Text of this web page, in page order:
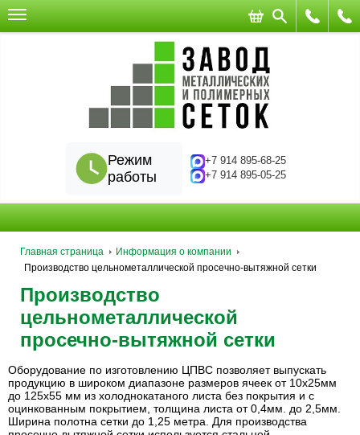
+7 914 895-68-25
+7 914 895-05-25
Режим
работы
Главная страница
Информация о компании
Производство цельнометаллической просечно-вытяжной сетки
Производство
цельнометаллической
просечно-вытяжной сетки
Оборудование по изготовлению ЦПВС позволяет выпускать
продукцию в широком диапазоне размеров ячеек от 10х25мм
до 125х55 мм из холоднокатаного листа без покрытия и с
оцинкованным покрытием, толщина листа от 0,4мм. до 2,5мм.
Ширина полотна сетки до 1,25 метра. Для производства